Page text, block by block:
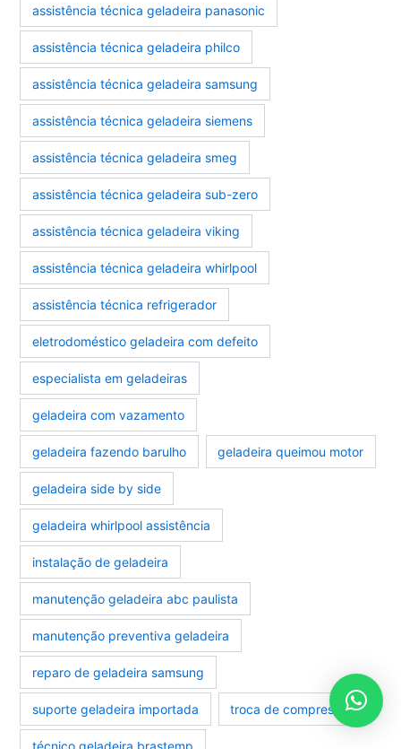
assistência técnica geladeira panasonic
assistência técnica geladeira philco
assistência técnica geladeira samsung
assistência técnica geladeira siemens
assistência técnica geladeira smeg
assistência técnica geladeira sub-zero
assistência técnica geladeira viking
assistência técnica geladeira whirlpool
assistência técnica refrigerador
eletrodoméstico geladeira com defeito
especialista em geladeiras
geladeira com vazamento
geladeira fazendo barulho geladeira queimou motor
geladeira side by side
geladeira whirlpool assistência
instalação de geladeira
manutenção geladeira abc paulista
manutenção preventiva geladeira
reparo de geladeira samsung
suporte geladeira importada troca de compressor